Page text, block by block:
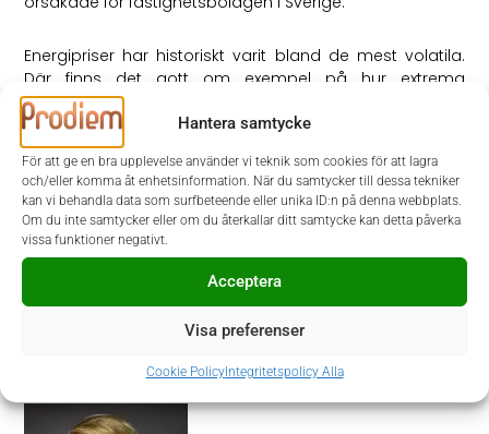
Hantera samtycke
För att ge en bra upplevelse använder vi teknik som cookies för att lagra
och/eller komma åt enhetsinformation. När du samtycker till dessa tekniker
kan vi behandla data som surfbeteende eller unika ID:n på denna webbplats.
Om du inte samtycker eller om du återkallar ditt samtycke kan detta påverka
vissa funktioner negativt.
Acceptera
Visa preferenser
Cookie PolicyIntegritetspolicy Alla
Energipriser har historiskt varit bland de mest volatila.
Där finns det gott om exempel på hur extrema
prisrörelser har fått stora konsekvenser när
riskhanteringen har varit ineffektiv eller ibland till och
med helt feltänkt. Marinservice och -tradingbolaget OW
Bunker till exempel, gick från nyligen börsnoterat och
välmående till konkurs på tre månader när oljepriserna
rasade för tio år sedan.
Så, som ansvarig för finansiella risker kan du alltså
förbereda dig på nya perioder av extrema pris- och
riskhanteringen och försäkra dig om att de tillsammans
skapar en effektiv helhet.